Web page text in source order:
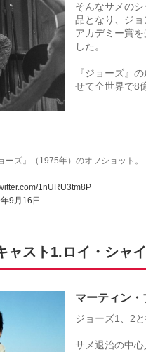
そんなサメの
品となり、ジ
アカデミー賞
した。
『ジョーズ』
せて全世界で8
ズ』（1975年）のオフショット。
1nURU3tm8P
9月16日
ャスト1.ロイ・シャ
マーティン・
ジョーズ1、2
サメ退治の中